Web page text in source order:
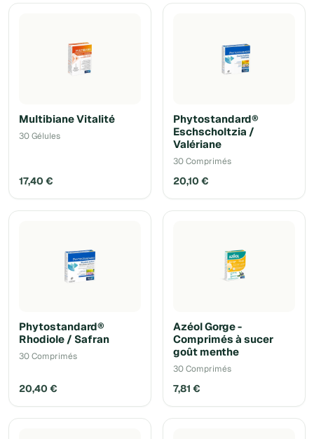
Multibiane Vitalité
30 Gélules
17,40 €
Phytostandard®
Eschscholtzia /
Valériane
30 Comprimés
20,10 €
Phytostandard®
Rhodiole / Safran
30 Comprimés
20,40 €
Azéol Gorge -
Comprimés à sucer
goût menthe
30 Comprimés
7,81 €